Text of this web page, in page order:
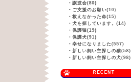
・ 譲渡会(80)
・ ご支援のお願い(10)
・ 救えなかった命(15)
・ 犬を探しています。(14)
・ 保護猫(19)
・ 保護犬(91)
・ 幸せになりました(557)
・ 新しい飼い主探しの猫(58)
・ 新しい飼い主探しの犬(98)
RECENT